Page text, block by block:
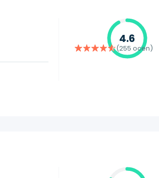
4.6
(255 ocen)